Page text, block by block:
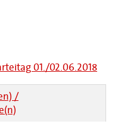
01./02.06.2018
/